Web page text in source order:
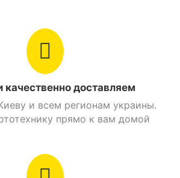
качественно доставляем
и всем регионам украины.
прямо к вам домой